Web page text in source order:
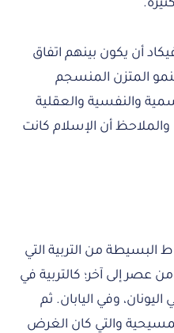
أن يكون بينهم اتفاق
المتزن المنسجم
والنفسية والعقلية
أن الإسلام كانت
من التربية التي
عصر إلى آخر؛ كالتربية في
وفي اليابان. ثم
والتي كان الغرض